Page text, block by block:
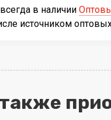
в наличии
источником